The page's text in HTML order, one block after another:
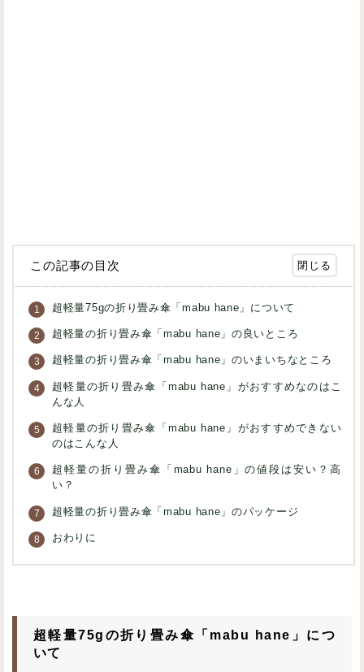
この記事の目次
超軽量75gの折り畳み傘「mabu hane」について
超軽量の折り畳み傘「mabu hane」の良いところ
超軽量の折り畳み傘「mabu hane」のいまいちなところ
超軽量の折り畳み傘「mabu hane」がおすすめなのはこ
んな人
超軽量の折り畳み傘「mabu hane」がおすすめできない
のはこんな人
超軽量の折り畳み傘「mabu hane」の値段は安い？高
い？
超軽量の折り畳み傘「mabu hane」のパッケージ
おわりに
超軽量75gの折り畳み傘「mabu hane」につ
いて